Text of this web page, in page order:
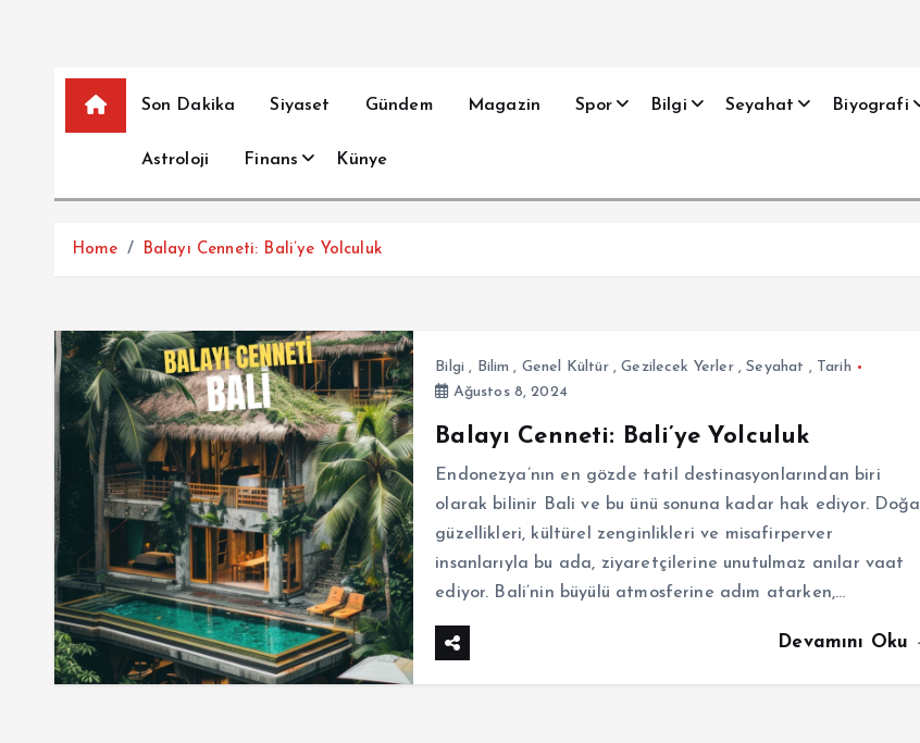
Son Dakika Siyaset Gündem Magazin Spor Bilgi Seyahat Biyografi
Astroloji Finans Künye
Home Balayı Cenneti: Bali’ye Yolculuk
Bilgi , Bilim , Genel Kültür,Gezilecek Yerler,Seyahat , Tarih
Ağustos 8, 2024
Balayı Cenneti: Bali’ye Yolculuk
Endonezya’nın en gözde tatil destinasyonlarından biri
olarak bilinir Bali ve bu ünü sonuna kadar hak ediyor. Doğal
güzellikleri, kültürel zenginlikleri ve misafirperver
insanlarıyla bu ada, ziyaretçilerine unutulmaz anılar vaat
ediyor. Bali’nin büyülü atmosferine adım atarken,…
Devamını Oku